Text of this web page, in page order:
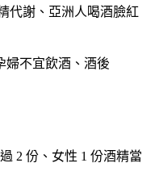
代謝、亞洲人喝酒臉紅
婦不宜飲酒、酒後
2 份、女性 1 份酒精當